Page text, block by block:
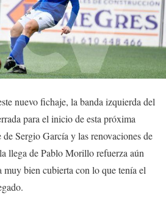
nuevo fichaje, la banda izquierda del
para el inicio de esta próxima
Sergio García y las renovaciones de
llega de Pablo Morillo refuerza aún
muy bien cubierta con lo que tenía el